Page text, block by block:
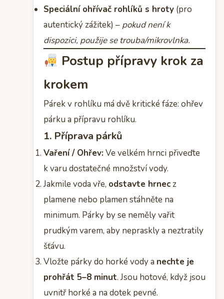
Speciální ohřívač rohlíků s hroty (pro
autentický zážitek) – pokud není k
dispozici, použije se trouba/mikrovlnka.
Postup přípravy krok za
krokem
Párek v rohlíku má dvě kritické fáze: ohřev
párku a přípravu rohlíku.
1. Příprava párků
Vaření / Ohřev:Ve velkém hrnci přiveďte
k varu dostatečné množství vody.
Jakmile voda vře, odstavte hrnec z
plamene nebo plamen stáhněte na
minimum. Párky by se neměly vařit
prudkým varem, aby nepraskly a neztratily
šťávu.
Vložte párky do horké vody a nechte je
prohřát 5–8 minut. Jsou hotové, když jsou
uvnitř horké a na dotek pevné.